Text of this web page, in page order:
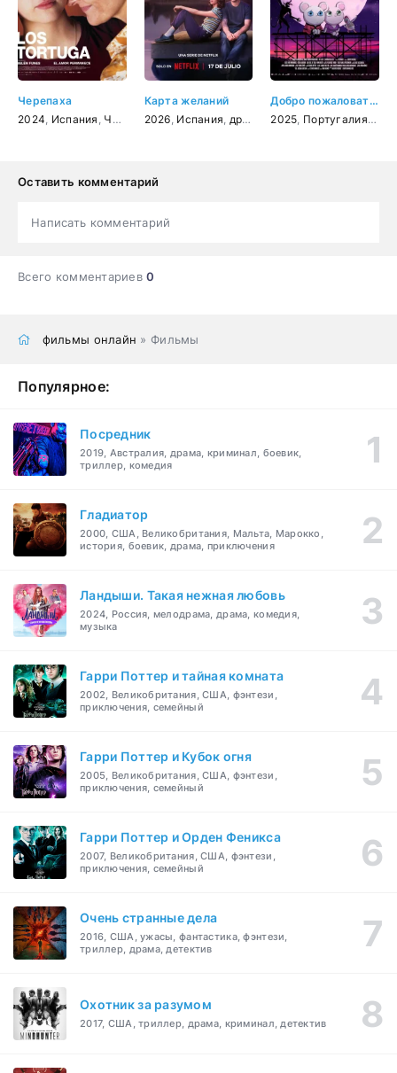
Черепаха
2024 Испания Чили драма
Карта желаний
2026 Испания драма
Добро пожаловать в Декорадо
2025 Португалия,
Оставить комментарий
Написать комментарий
Всего комментариев0
фильмы онлайн » Фильмы
Популярное:
Посредник
2019, Австралия, драма, криминал, боевик,
триллер, комедия
Гладиатор
2000, США, Великобритания, Мальта, Марокко,
история, боевик, драма, приключения
Ландыши. Такая нежная любовь
2024, Россия, мелодрама, драма, комедия,
музыка
Гарри Поттер и тайная комната
2002, Великобритания, США, фэнтези,
приключения, семейный
Гарри Поттер и Кубок огня
2005, Великобритания, США, фэнтези,
приключения, семейный
Гарри Поттер и Орден Феникса
2007, Великобритания, США, фэнтези,
приключения, семейный
Очень странные дела
2016, США, ужасы, фантастика, фэнтези,
триллер, драма, детектив
Охотник за разумом
2017, США, триллер, драма, криминал, детектив